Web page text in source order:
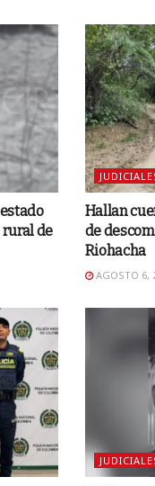
rural de
Hallan
de
Riohacha
AGOSTO 6,